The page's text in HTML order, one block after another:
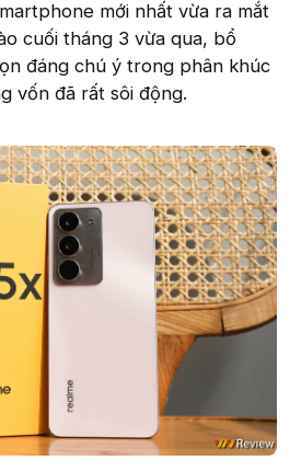
mới nhất vừa ra mắt
cuối tháng 3 vừa qua, bổ
đáng chú ý trong phân khúc
vốn đã rất sôi động.